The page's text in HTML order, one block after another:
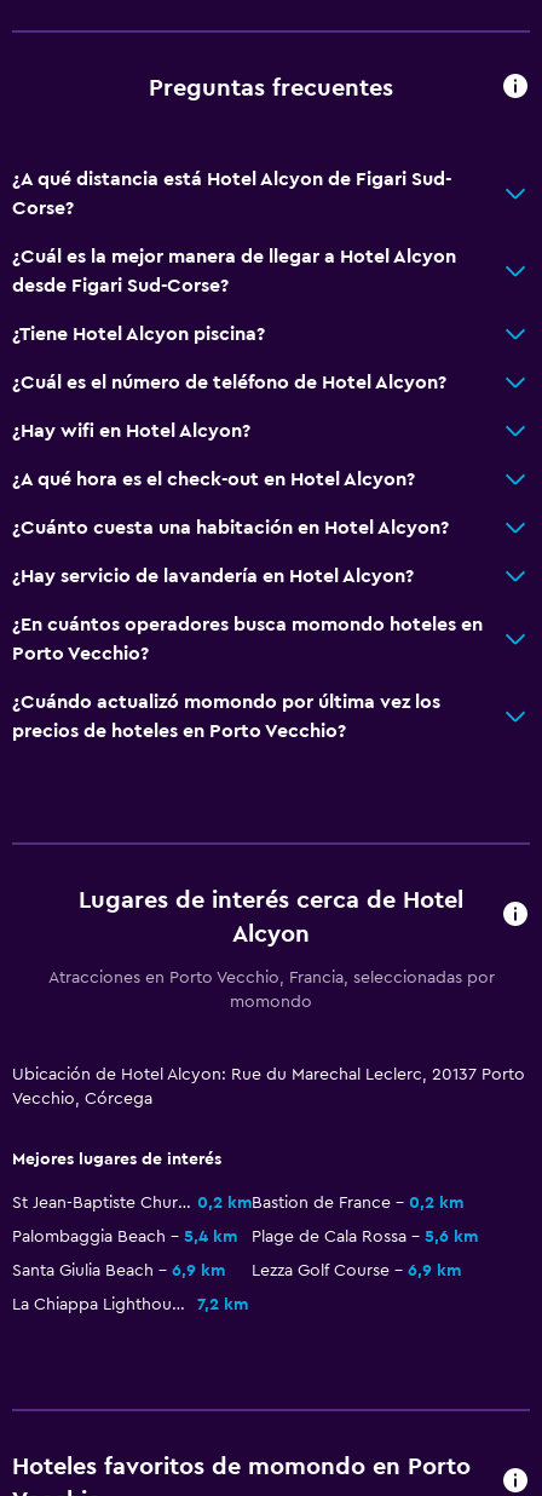
Vista a una calle tranquila
Habitaciones insonorizadas
Teléfono
Piso de mosaico/mármol
Vista a la ciudad
Servicios y facilidades
Centro de negocios
Acceso con tarjeta
Gorro de baño
Papel higiénico
Salud y seguridad
Limpieza diaria
Botiquín de primeros auxilios
Preguntas frecuentes
¿A qué distancia está Hotel Alcyon de Figari Sud-
Corse?
¿Cuál es la mejor manera de llegar a Hotel Alcyon
desde Figari Sud-Corse?
¿Tiene Hotel Alcyon piscina?
¿Cuál es el número de teléfono de Hotel Alcyon?
¿Hay wifi en Hotel Alcyon?
¿A qué hora es el check-out en Hotel Alcyon?
¿Cuánto cuesta una habitación en Hotel Alcyon?
¿Hay servicio de lavandería en Hotel Alcyon?
¿En cuántos operadores busca momondo hoteles en
Porto Vecchio?
¿Cuándo actualizó momondo por última vez los
precios de hoteles en Porto Vecchio?
Lugares de interés cerca de Hotel
Alcyon
Atracciones en Porto Vecchio, Francia, seleccionadas por
momondo
Ubicación de Hotel Alcyon: Rue du Marechal Leclerc, 20137 Porto
Vecchio, Córcega
Mejores lugares de interés
St Jean-Baptiste Church 0,2 kmBastion de France
0,2 km
Palombaggia Beach
5,4 km Plage de Cala Rossa
5,6 km
Santa Giulia Beach
6,9 km Lezza Golf Course
6,9 km
La Chiappa Lighthouse
7,2 km
Hoteles favoritos de momondo en Porto